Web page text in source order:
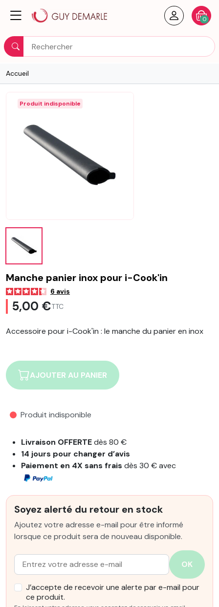
Rechercher
Créer
0
Accueil
Produit indisponible
Manche panier inox pour i-Cook'in
6 avis
5,00 €TTC
Accessoire pour i-Cook'in : le manche du panier en inox
AJOUTER AU PANIER
Produit indisponible
Livraison OFFERTEdès 80 €
14 jours pour changer d’avis
Paiement en 4X sans fraisdès 30 € avec
Soyez alerté du retour en stock
Ajoutez votre adresse e-mail pour être informé
lorsque ce produit sera de nouveau disponible.
Email :
OK
J’accepte de recevoir une alerte par e-mail pour
ce produit.